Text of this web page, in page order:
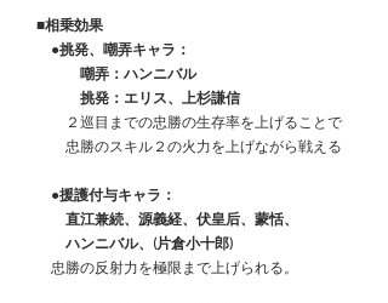
■相乗効果
●挑発、嘲弄キャラ：
嘲弄：ハンニバル
挑発：エリス、上杉謙信
２巡目までの忠勝の生存率を上げることで
忠勝のスキル２の火力を上げながら戦える
●援護付与キャラ：
直江兼続、源義経、伏皇后、蒙恬、
ハンニバル、(片倉小十郎)
忠勝の反射力を極限まで上げられる。